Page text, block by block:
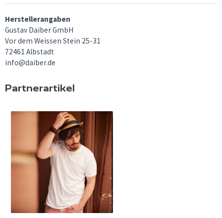
Herstellerangaben
Gustav Daiber GmbH
Vor dem Weissen Stein 25-31
72461 Albstadt
info@daiber.de
Partnerartikel